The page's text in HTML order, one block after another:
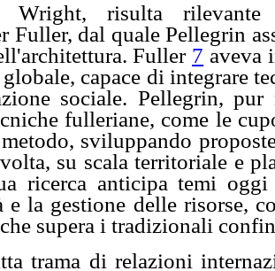
Wright, risulta
Fuller, dal quale Pellegrin
Fuller 7 aveva
capace di integrare
sociale. Pellegrin,
fulleriane, come le
sviluppando
su scala territoriale e
ricerca anticipa temi
e la gestione delle risorse,
supera i tradizionali
trama di relazioni